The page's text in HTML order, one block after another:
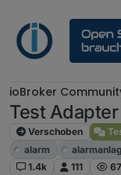
ioBroker
Test
Verschoben
alarm
1.4k
111